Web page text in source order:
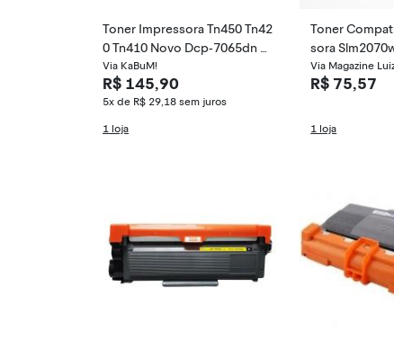
Toner Impressora Tn450 Tn42
0 Tn410 Novo Dcp-7065dn D
cp-7065
Via KaBuM!
R$ 145,90
5x de R$ 29,18 sem juros
1 loja
Toner
sora
mate
Via Magazine
R$ 75,57
1 loja